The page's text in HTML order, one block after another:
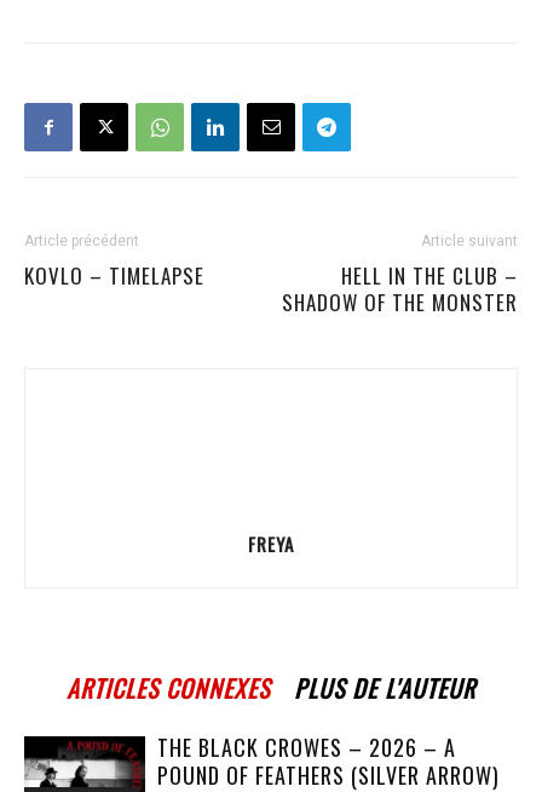
Article précédent
KOVLO – TIMELAPSE
Article suivant
HELL IN THE CLUB –
SHADOW OF THE MONSTER
FREYA
ARTICLES CONNEXES PLUS DE L'AUTEUR
THE BLACK CROWES – 2026 – A
POUND OF FEATHERS (SILVER ARROW)